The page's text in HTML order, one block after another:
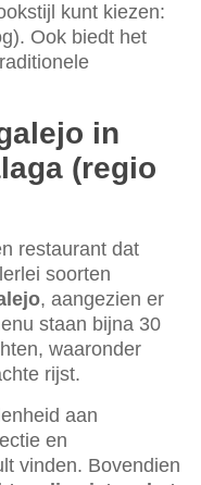
kunt kiezen:
Ook biedt het
in
(regio
restaurant dat
soorten
, aangezien er
staan bijna 30
waaronder
rijst.
aan
en
vinden. Bovendien